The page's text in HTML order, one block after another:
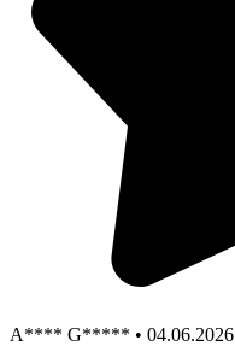
A**** G***** • 04.06.2026